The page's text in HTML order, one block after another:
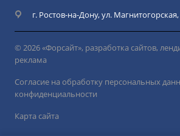
г. Ростов-на-Дону, ул.
© 2026 «Форсайт», разработка сайтов,
реклама
Согласие на обработку персональных
конфиденциальности
Карта сайта